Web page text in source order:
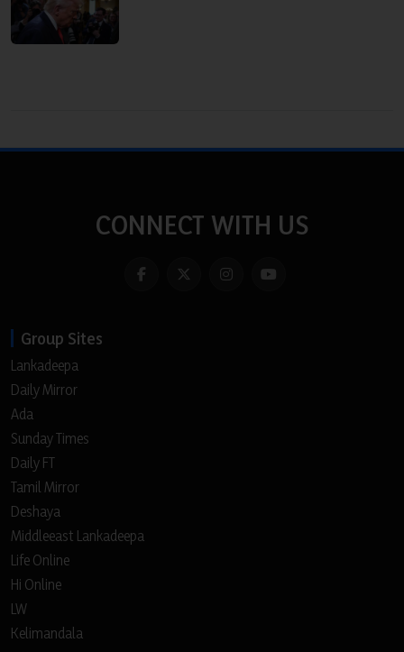
CONNECT WITH US
Group Sites
Lankadeepa
Daily Mirror
Ada
Sunday Times
Daily FT
Tamil Mirror
Deshaya
Middleeast Lankadeepa
Life Online
Hi Online
LW
Kelimandala